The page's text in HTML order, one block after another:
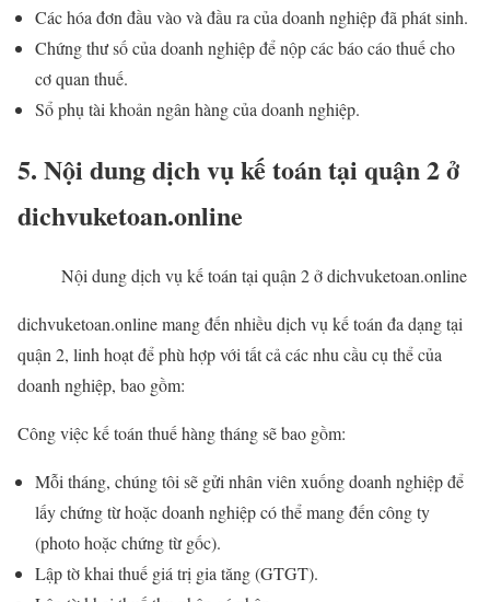
Các hóa đơn đầu vào và đầu ra của doanh nghiệp đã phát sinh.
Chứng thư số của doanh nghiệp để nộp các báo cáo thuế cho
cơ quan thuế.
Sổ phụ tài khoản ngân hàng của doanh nghiệp.
5. Nội dung dịch vụ kế toán tại quận 2 ở
dichvuketoan.online
Nội dung dịch vụ kế toán tại quận 2 ở dichvuketoan.online
dichvuketoan.online mang đến nhiều dịch vụ kế toán đa dạng tại
quận 2, linh hoạt để phù hợp với tất cả các nhu cầu cụ thể của
doanh nghiệp, bao gồm:
Công việc kế toán thuế hàng tháng sẽ bao gồm:
Mỗi tháng, chúng tôi sẽ gửi nhân viên xuống doanh nghiệp để
lấy chứng từ hoặc doanh nghiệp có thể mang đến công ty
(photo hoặc chứng từ gốc).
Lập tờ khai thuế giá trị gia tăng (GTGT).